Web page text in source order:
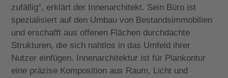
zufällig“, erklärt der Innenarchitekt. Sein Büro ist
spezialisiert auf den Umbau von Bestandsimmobilien
und erschafft aus offenen Flächen durchdachte
Strukturen, die sich nahtlos in das Umfeld ihrer
Nutzer einfügen. Innenarchitektur ist für Plankontur
eine präzise Komposition aus Raum, Licht und